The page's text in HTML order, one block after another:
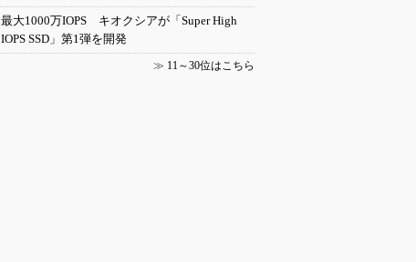
最大1000万IOPS キオクシアが「Super High
IOPS SSD」第1弾を開発
≫ 11～30位はこちら